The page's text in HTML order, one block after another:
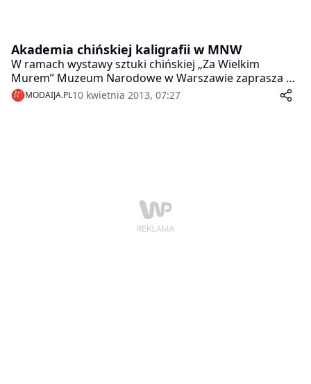
Akademia chińskiej kaligrafii w MNW
W ramach wystawy sztuki chińskiej „Za Wielkim
Murem” Muzeum Narodowe w Warszawie zaprasza do
akademii chińskiej kaligrafii. W najbliższy czwartek
pierwsze zajęcia (obowiązują zapisy).
MODAIJA.PL10 kwietnia 2013, 07:27